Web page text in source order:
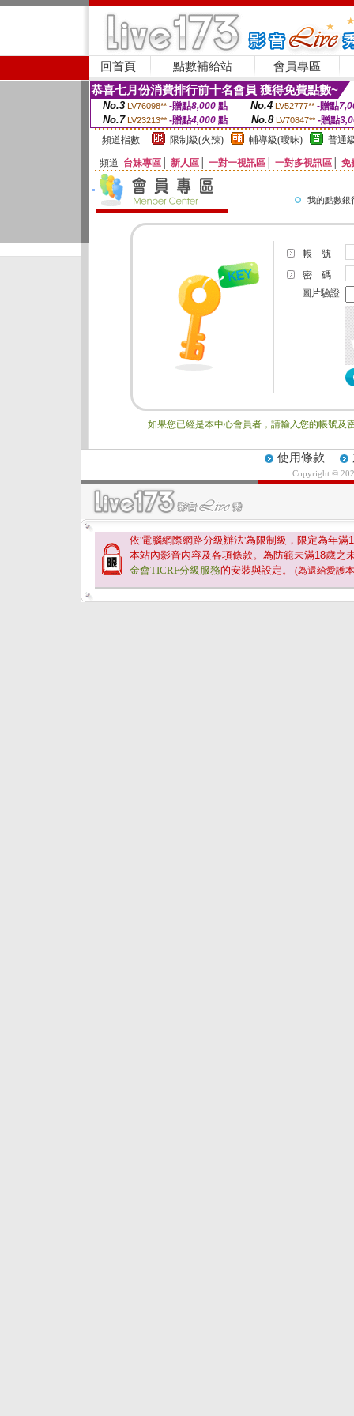
回首頁 點數補給站 會員專區
恭喜七月份消費排行前十名會員 獲得免費點數~
No.3 LV76098** -贈點8,000點 No.4 LV52777** -贈點
No.7 LV23213** -贈點4,000 點 No.8 LV70847** -贈點
頻道指數
限制級(火辣) 輔導級(曖昧) 普通
頻道 台妹專區 新人區 一對一視訊區 一對多視訊區 免
我的點數銀
帳 號
密 碼
圖片驗證
如果您已經是本中心會員者，請輸入您的帳號及
使用條款
Copyright ©
依'電腦網際網路分級辦法'為限制級，限定為年滿
本站內影音內容及各項條款。為防範未滿18歲之
金會TICRF分級服務的安裝與設定。 (為還給愛護